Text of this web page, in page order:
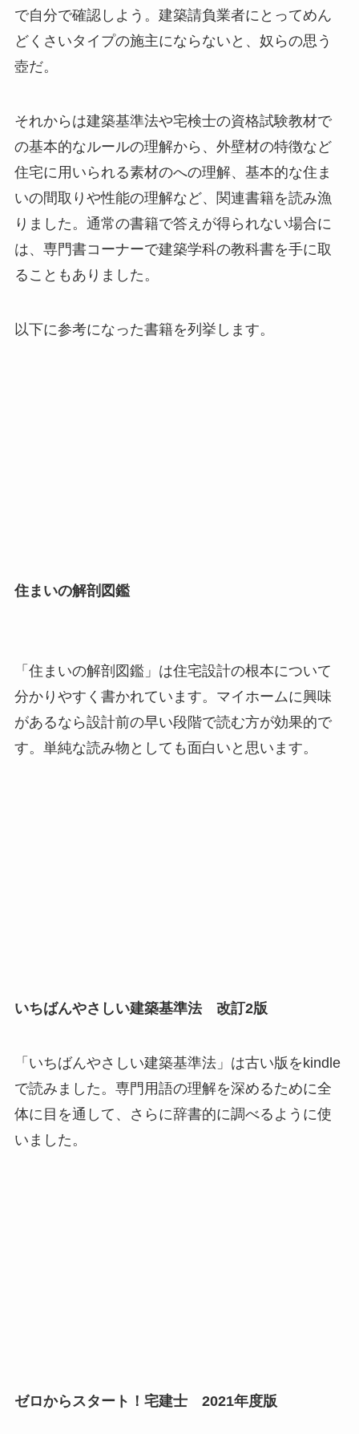
で自分で確認しよう。建築請負業者にとってめん
どくさいタイプの施主にならないと、奴らの思う
壺だ。
それからは建築基準法や宅検士の資格試験教材で
の基本的なルールの理解から、外壁材の特徴など
住宅に用いられる素材のへの理解、基本的な住ま
いの間取りや性能の理解など、関連書籍を読み漁
りました。通常の書籍で答えが得られない場合に
は、専門書コーナーで建築学科の教科書を手に取
ることもありました。
以下に参考になった書籍を列挙します。
住まいの解剖図鑑
「住まいの解剖図鑑」は住宅設計の根本について
分かりやすく書かれています。マイホームに興味
があるなら設計前の早い段階で読む方が効果的で
す。単純な読み物としても面白いと思います。
いちばんやさしい建築基準法 改訂2版
「いちばんやさしい建築基準法」は古い版をkindle
で読みました。専門用語の理解を深めるために全
体に目を通して、さらに辞書的に調べるように使
いました。
ゼロからスタート！宅建士 2021年度版